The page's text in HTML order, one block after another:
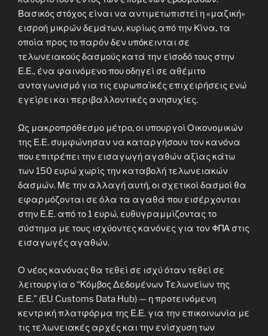
Βασικός στόχος είναι να αντιμετωπιστεί η «μαζική»
εισροή μικρών δεμάτων, κυρίως από την Κίνα, τα
οποία προς το παρόν δεν υπόκεινται σε
τελωνειακούς δασμούς κατά την είσοδό τους στην
Ε.Ε., ένα φαινόμενο που οδηγεί σε αθέμιτο
ανταγωνισμό για τις ευρωπαϊκές επιχειρήσεις ενώ
εγείρει και περιβαλλοντικές ανησυχίες.
Ως μακροπρόθεσμο μέτρο, οι υπουργοί Οικονομικών
της Ε.Ε. συμφώνησαν να καταργήσουν τον κανόνα
που επιτρέπει την εισαγωγή αγαθών αξίας κάτω
των 150 ευρώ χωρίς την καταβολή τελωνειακών
δασμών. Με την αλλαγή αυτή, οι σχετικοί δασμοί θα
εφαρμόζονται σε όλα τα αγαθά που εισέρχονται
στην Ε.Ε. από το 1 ευρώ, ευθυγραμμίζοντας το
σύστημα με τους ισχύοντες κανόνες για τον ΦΠΑ στις
εισαγωγές αγαθών.
Ο νέος κανόνας θα τεθεί σε ισχύ όταν τεθεί σε
λειτουργία ο “Κόμβος Δεδομένων Τελωνείων της
Ε.Ε.” (EU Customs Data Hub) — η προτεινόμενη
κεντρική πλατφόρμα της Ε.Ε. για την επικοινωνία με
τις τελωνειακές αρχές και την ενίσχυση των